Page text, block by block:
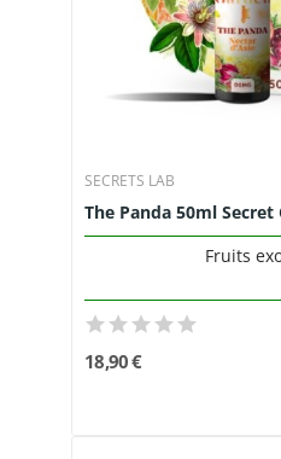
SECRETS LAB
The Panda 50ml
Fruits
18,90 €